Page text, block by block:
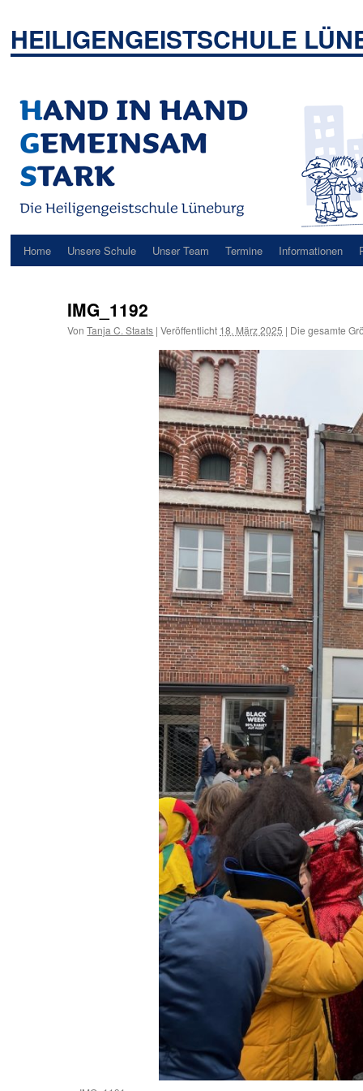
springen
HEILIGENGEISTSCHULE
Home Unsere Schule Unser Team Termine Informationen
IMG_1192
Von Tanja C. Staats | Veröffentlicht 18. März 2025 | Die gesamte